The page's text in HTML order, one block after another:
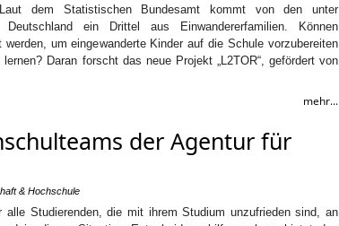
dem Statistischen Bundesamt kommt von den unter
ein Drittel aus Einwandererfamilien. Können
um eingewanderte Kinder auf die Schule vorzubereiten
Daran forscht das neue Projekt „L2TOR“, gefördert von
mehr...
der Agentur für
& Hochschule
Studierenden, die mit ihrem Studium unzufrieden sind, an